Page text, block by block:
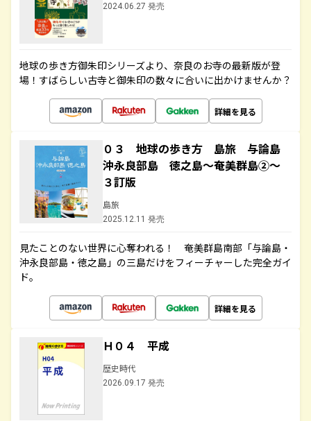
2024.06.27 発売
地球の歩き方御朱印シリーズより、奈良のお寺の最新版が登
場！すばらしい古寺と御朱印の数々に合いに出かけませんか？
詳細を見る
０３ 地球の歩き方 島旅 与論島
沖永良部島 徳之島～奄美群島②～
３訂版
島旅
2025.12.11 発売
見たことのない世界に心奪われる！ 奄美群島南部「与論島・
沖永良部島・徳之島」の三島だけをフィーチャーした完全ガイ
ド。
詳細を見る
Ｈ０４ 平成
歴史時代
2026.09.17 発売